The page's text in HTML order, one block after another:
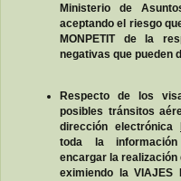
Ministerio de
aceptando el riesgo
MONPETIT de la
negativas que pueden
Respecto de los
posibles tránsitos
dirección electrónica
toda la información
encargar la
eximiendo la VIAJES